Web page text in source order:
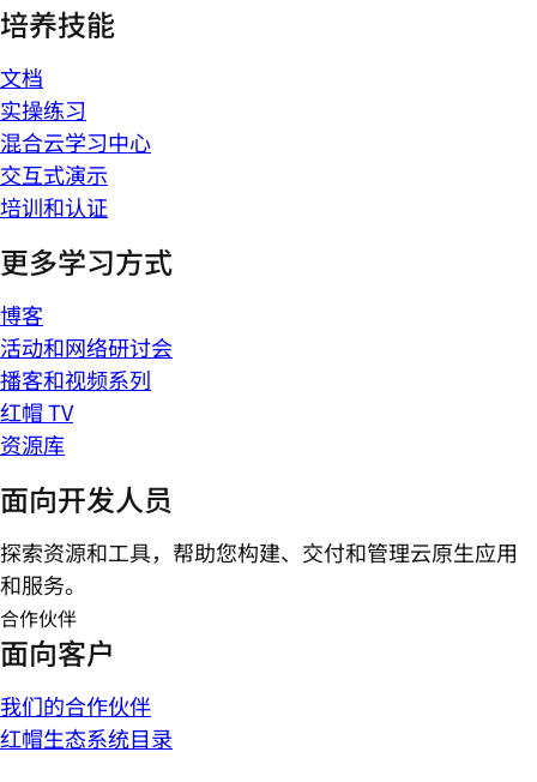
培养技能
文档
实操练习
混合云学习中心
交互式演示
培训和认证
更多学习方式
博客
活动和网络研讨会
播客和视频系列
红帽 TV
资源库
面向开发人员
探索资源和工具，帮助您构建、交付和管理云原生应用
和服务。
合作伙伴
面向客户
我们的合作伙伴
红帽生态系统目录